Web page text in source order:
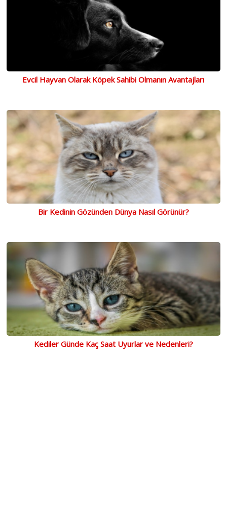
Evcil Hayvan Olarak Köpek Sahibi Olmanın Avantajları
Bir Kedinin Gözünden Dünya Nasıl Görünür?
Kediler Günde Kaç Saat Uyurlar ve Nedenleri?